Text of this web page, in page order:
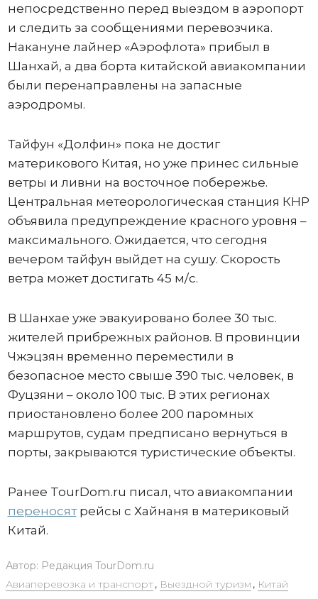
непосредственно перед выездом в аэропорт
и следить за сообщениями перевозчика.
Накануне лайнер «Аэрофлота» прибыл в
Шанхай, а два борта китайской авиакомпании
были перенаправлены на запасные
аэродромы.
Тайфун «Долфин» пока не достиг
материкового Китая, но уже принес сильные
ветры и ливни на восточное побережье.
Центральная метеорологическая станция КНР
объявила предупреждение красного уровня –
максимального. Ожидается, что сегодня
вечером тайфун выйдет на сушу. Скорость
ветра может достигать 45 м/с.
В Шанхае уже эвакуировано более 30 тыс.
жителей прибрежных районов. В провинции
Чжэцзян временно переместили в
безопасное место свыше 390 тыс. человек, в
Фуцзяни – около 100 тыс. В этих регионах
приостановлено более 200 паромных
маршрутов, судам предписано вернуться в
порты, закрываются туристические объекты.
Ранее TourDom.ru писал, что авиакомпании
переносятрейсы с Хайнаня в материковый
Китай.
Автор: Редакция TourDom.ru
Авиаперевозка и транспорт, Выездной туризм , Китай